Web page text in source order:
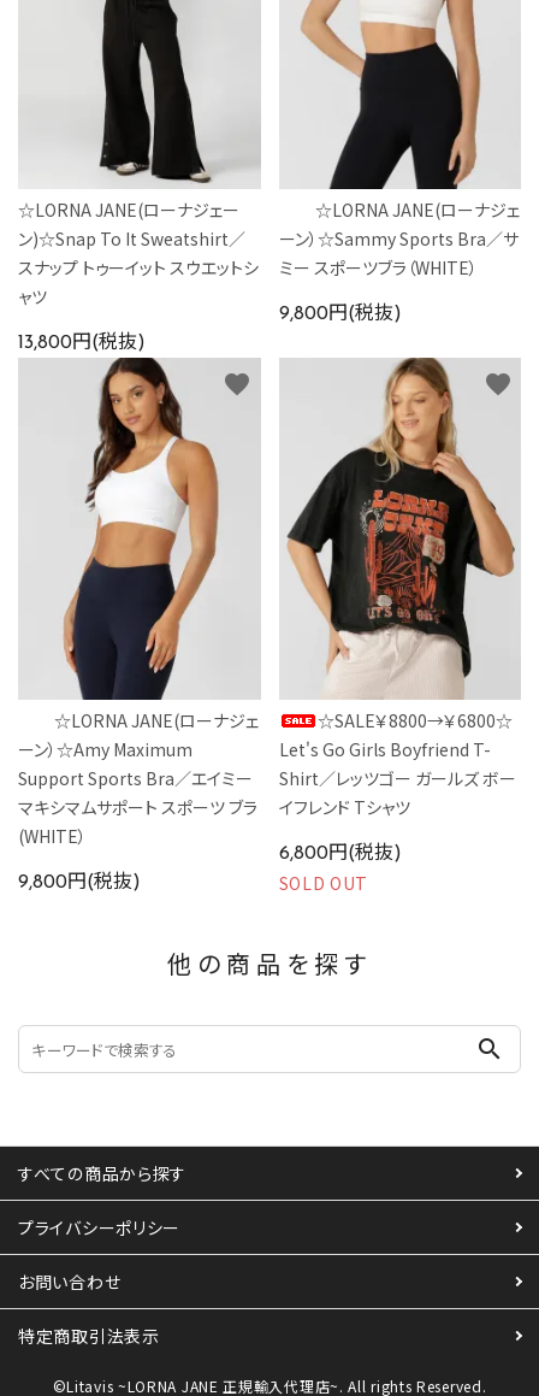
☆LORNA JANE(ローナジェー
ン)☆Snap To It Sweatshirt／
スナップ トゥーイット スウエットシ
ャツ
13,800円(税抜)
☆LORNA JANE(ローナジェ
ーン）☆Sammy Sports Bra／サ
ミー スポーツブラ（WHITE）
9,800円(税抜)
☆LORNA JANE(ローナジェ
ーン）☆Amy Maximum
Support Sports Bra／エイミー
マキシマムサポート スポーツ ブラ
(WHITE）
9,800円(税抜)
favorite
☆SALE￥8800→￥6800☆
Let's Go Girls Boyfriend T-
Shirt／レッツゴー ガールズ ボー
イフレンド Tシャツ
6,800円(税抜)
SOLD OUT
favorite
他の商品を探す
search
すべての商品から探す
プライバシーポリシー
お問い合わせ
特定商取引法表示
©Litavis ~LORNA JANE 正規輸入代理店~. All rights Reserved.